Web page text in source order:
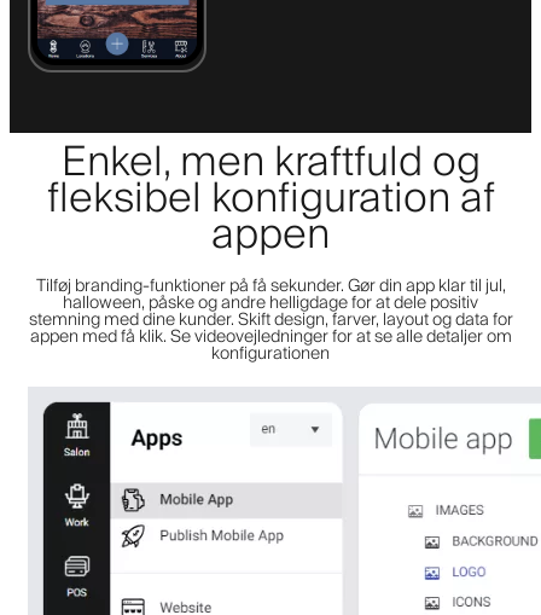
Enkel, men kraftfuld og
fleksibel konfiguration af
appen
Tilføj branding-funktioner på få sekunder. Gør din app klar til jul,
halloween, påske og andre helligdage for at dele positiv
stemning med dine kunder. Skift design, farver, layout og data for
appen med få klik. Se videovejledninger for at se alle detaljer om
konfigurationen